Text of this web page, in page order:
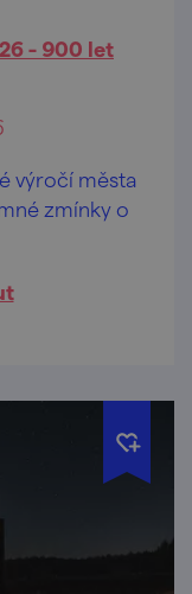
- 900 let
výročí města
zmínky o